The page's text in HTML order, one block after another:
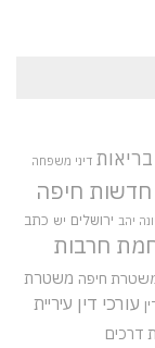
בריאות דיני משפחה
חדשות חיפה
יונה יהב ירושלים יש כתב
חרבות
חיפה משטרת
עורכי דין עיריית
דרכים